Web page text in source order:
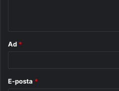
Ad *
E-posta *